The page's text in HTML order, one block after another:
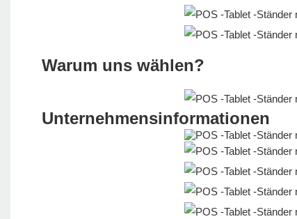
Warum uns wählen?
Unternehmensinformationen